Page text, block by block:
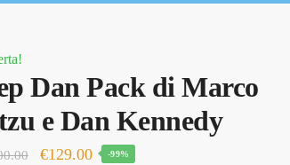
Dan Pack di Marco
e Dan Kennedy
Il
€129.00Il
-99%